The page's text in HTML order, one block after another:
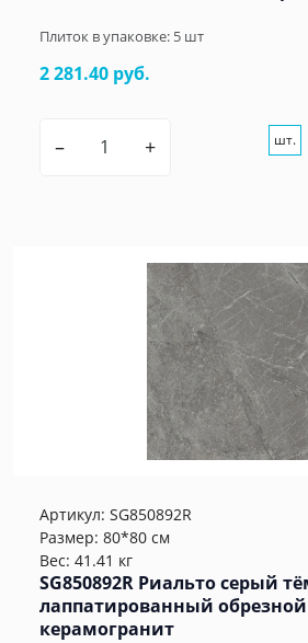
Плиток в упаковке: 5 шт
2 281.40 руб.
– + шт.
Артикул: SG850892R
Размер: 80*80 см
Вес: 41.41 кг
SG850892R Риальто серый
лаппатированный обрезной
керамогранит